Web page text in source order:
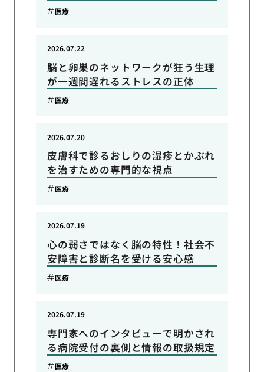
医療
脳と卵巣のネットワークが狂う生理
が一週間遅れるストレスの正体
2026.07.22
医療
皮膚科で診るおしりの湿疹とかぶれ
を治すための専門的な視点
2026.07.20
医療
心の弱さではなく脳の特性！社会不
安障害と診断名を受ける安心感
2026.07.19
医療
専門家へのインタビューで明かされ
る病院受付の裏側と情報の取扱規定
2026.07.19
医療